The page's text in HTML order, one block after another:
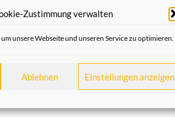
Zustimmung verwalten
unsere Webseite und unseren Service zu optimieren.
Ablehnen Einstellungen anzeigen
bis zu seinem
der
Alter von 20 Jahren
der